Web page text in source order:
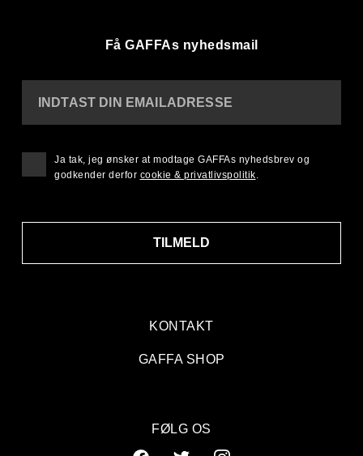
Få GAFFAs nyhedsmail
KONTAKT
GAFFA SHOP
INDTAST DIN EMAILADRESSE
TILMELD
Ja tak, jeg ønsker at modtage GAFFAs nyhedsbrev og
godkender derfor cookie & privatlivspolitik.
FØLG OS